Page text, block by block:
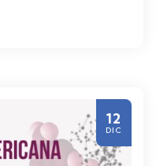
12
DIC